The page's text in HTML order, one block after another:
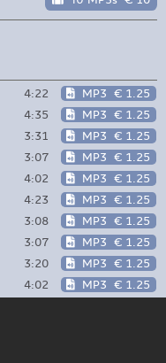
4:22 MP3 € 1.25
4:35 MP3 € 1.25
3:31 MP3 € 1.25
3:07 MP3 € 1.25
4:02 MP3 € 1.25
4:23 MP3 € 1.25
3:08 MP3 € 1.25
3:07 MP3 € 1.25
3:20 MP3 € 1.25
4:02 MP3 € 1.25